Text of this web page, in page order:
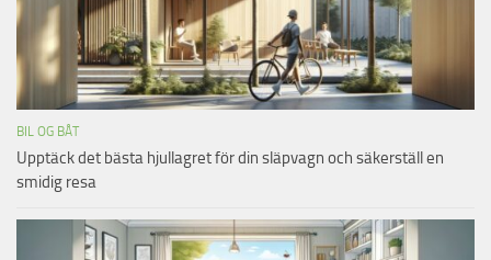
BIL OG BÅT
Upptäck det bästa hjullagret för din släpvagn och säkerställ en
smidig resa